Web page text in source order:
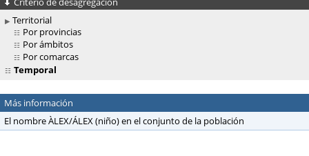
Territorial
Por provincias
Por ámbitos
Por comarcas
Temporal
Más información
El nombre ÀLEX/ÁLEX (niño) en el conjunto de la población